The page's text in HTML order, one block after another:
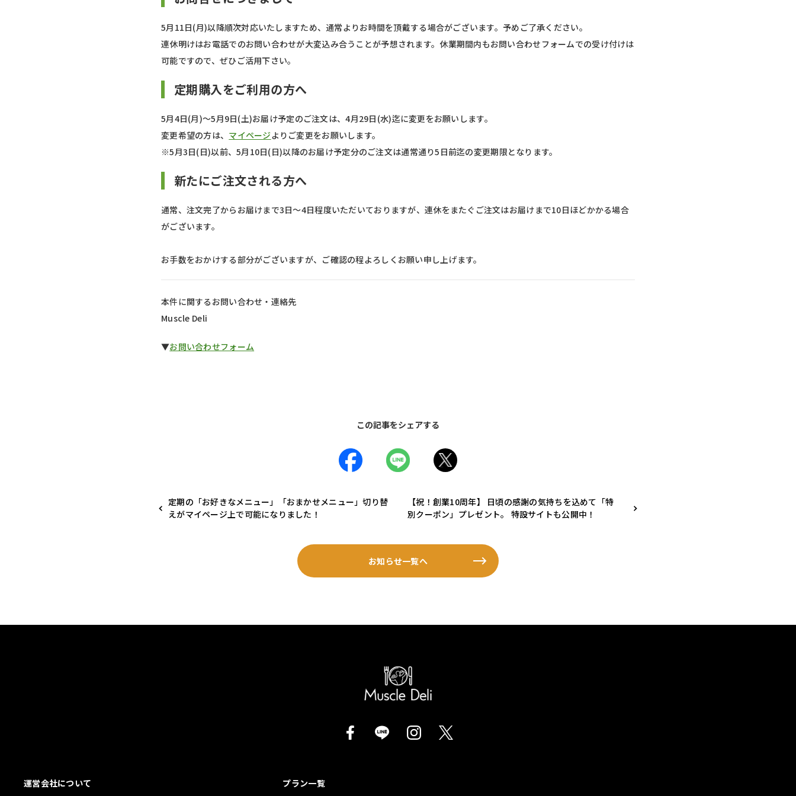
5月11日(月)以降順次対応いたしますため、通常よりお時間を頂戴する場合がございます。予めご了承ください。
連休明けはお電話でのお問い合わせが大変込み合うことが予想されます。休業期間内もお問い合わせフォームでの受け付けは
可能ですので、ぜひご活用下さい。
定期購入をご利用の方へ
5月4日(月)～5月9日(土)お届け予定のご注文は、4月29日(水)迄に変更をお願いします。
変更希望の方は、 マイページよりご変更をお願いします。
※5月3日(日)以前、5月10日(日)以降のお届け予定分のご注文は通常通り5日前迄の変更期限となります。
新たにご注文される方へ
通常、注文完了からお届けまで3日～4日程度いただいておりますが、連休をまたぐご注文はお届けまで10日ほどかかる場合
がございます。
お手数をおかけする部分がございますが、ご確認の程よろしくお願い申し上げます。
本件に関するお問い合わせ・連絡先
Muscle Deli
▼お問い合わせフォーム
この記事をシェアする
定期の「お好きなメニュー」「おまかせメニュー」切り替
えがマイページ上で可能になりました！
【祝！創業10周年】 日頃の感謝の気持ちを込めて「特
別クーポン」プレゼント。 特設サイトも公開中！
お知らせ一覧へ
運営会社について プラン一覧